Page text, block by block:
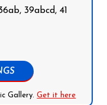
39abcd, 41
Gallery.Get it here